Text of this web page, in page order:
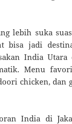
lebih suka
bisa jadi
India Utara
Menu
chicken, dan
India di